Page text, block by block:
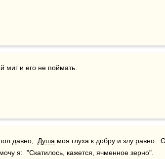
и его не поймать.
давно, Душа моя глуха к добру и злу равно.
я:  "Скатилось, кажется, ячменное зерно".